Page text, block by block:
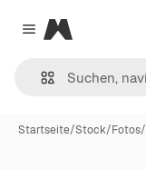
Close menu
Magnific
Startseite/Stock/Fotos/